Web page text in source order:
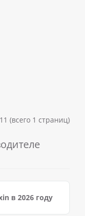
(всего 1 страниц)
в 2026 году